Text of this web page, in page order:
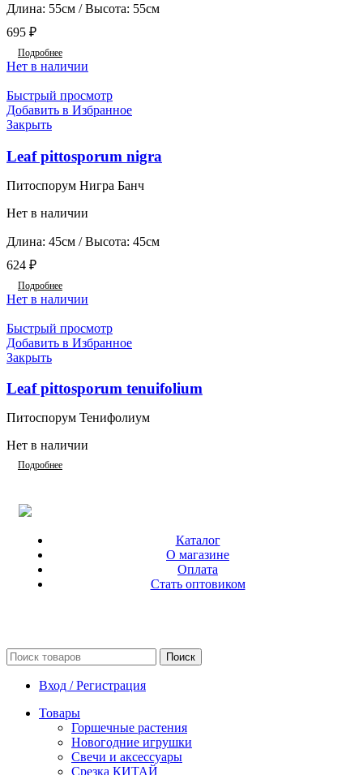
Длина: 55см / Высота: 55см
695 ₽
Подробнее
Нет в наличии
Быстрый просмотр
Добавить в Избранное
Закрыть
Leaf pittosporum nigra
Питоспорум Нигра Банч
Нет в наличии
Длина: 45см / Высота: 45см
624 ₽
Подробнее
Нет в наличии
Быстрый просмотр
Добавить в Избранное
Закрыть
Leaf pittosporum tenuifolium
Питоспорум Тенифолиум
Нет в наличии
Подробнее
Каталог
О магазине
Оплата
Стать оптовиком
Поиск
Вход / Регистрация
Товары
Горшечные растения
Новогодние игрушки
Свечи и аксессуары
Срезка КИТАЙ